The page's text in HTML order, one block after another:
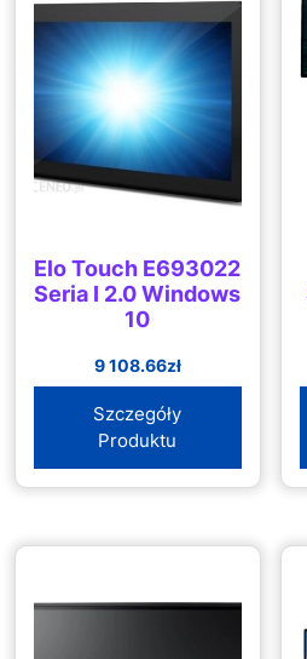
Elo Touch E693022
Seria I 2.0 Windows
10
9 108.66zł
Szczegóły
Produktu